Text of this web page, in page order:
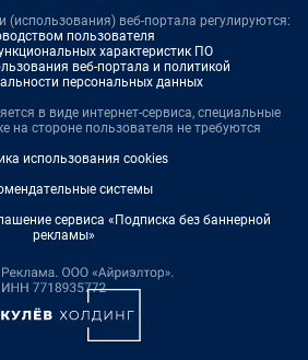
(использования) веб-портала регулируются:
пользователя
характеристик ПО
веб-портала и политикой
персональных данных
в виде интернет-сервиса, специальные
на стороне пользователя не требуются
использования cookies
системы
сервиса «Подписка без баннерной
рекламы»